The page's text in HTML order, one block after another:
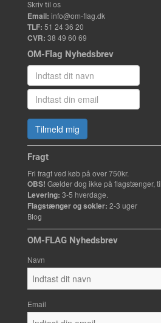
Skriv til os
Email: info@om-flag.dk
TLF: 51 24 36 20
CVR: 38 49 60 69
OM-Flag Nyhedsbrev
Tilmeld mig
Fragt
Fri fragt ved køb på over 750kr.
OBS! Gælder dog ikke på flagstænger,
Levering: 3-5 hverdage.
Flagstænger og sokler: 2-3 uger
Blog
OM-FLAG Nyhedsbrev
Navn
Email